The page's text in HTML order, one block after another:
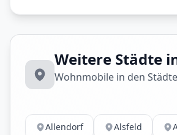
Weitere Städte
Wohnmobile in den
Allendorf Alsfeld